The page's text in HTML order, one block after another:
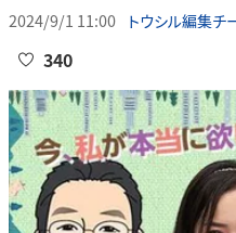
2024/9/1 11:00 トウシル編集チ
340